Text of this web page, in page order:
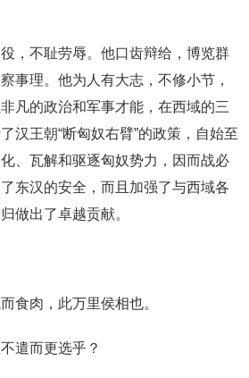
，不耻劳辱。他口齿辩给，博览群
事理。他为人有大志，不修小节，
凡的政治和军事才能，在西域的三
汉王朝“断匈奴右臂”的政策，自始至
、瓦解和驱逐匈奴势力，因而战必
东汉的安全，而且加强了与西域各
做出了卓越贡献。
食肉，此万里侯相也。
遣而更选乎？